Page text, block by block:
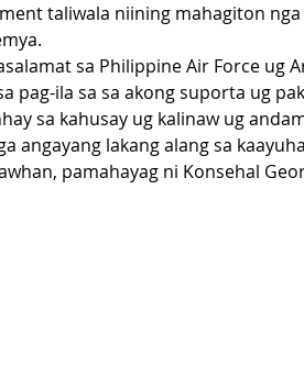
taliwala niining mahagiton
sa Philippine Air Force ug
pag-ila sa sa akong suporta ug
sa kahusay ug kalinaw ug
angayang lakang alang sa
pamahayag ni Konsehal